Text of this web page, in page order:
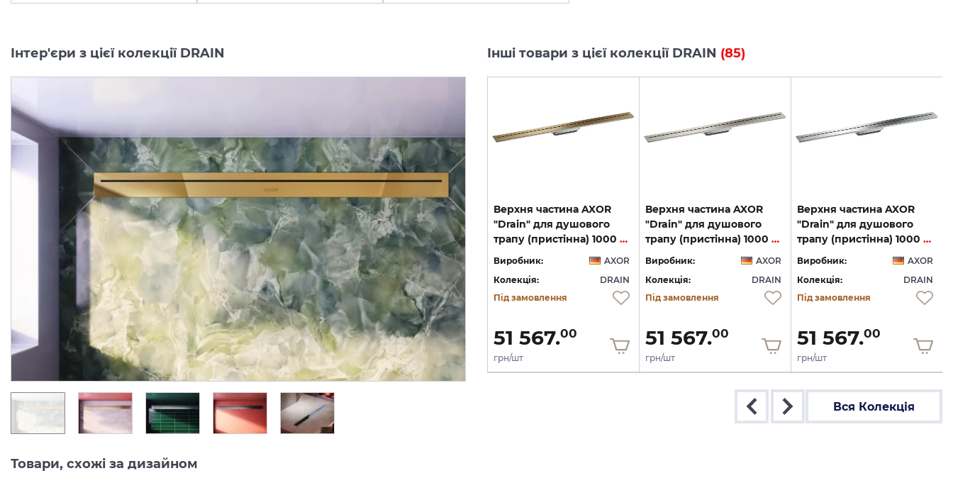
Інтер'єри з цієї колекції DRAIN Інші товари з цієї колекції DRAIN (85)
Верхня частина AXOR
"Drain" для душового
трапу (пристінна) 900 мм, Brushed Bronze (42527140)
Під замовлення
51 223.00
Верхня частина AXOR
"Drain" для душового
трапу (пристінна) 900 мм, Brushed Stainless Steel (42527800)
Виробник:
AXOR
Колекція:
DRAIN
Під замовлення
51 223.00
грн/шт
Верхня частина AXOR
"Drain" для душового
Виробник:
AXOR
Колекція:
DRAIN
Під замовлення
51 223.00
грн/шт
Верхня частина AXOR
"Drain" для душового
трапу (пристінна) 1000 мм, Brushed Bronze (42528140)
Виробник:
AXOR
Колекція:
DRAIN
Під замовлення
51 567.00
грн/шт
Верхня частина AXOR
"Drain" для душового
трапу (пристінна) 1000 мм, Brushed Stainless Steel (42528800)
Виробник:
AXOR
Колекція:
DRAIN
Під замовлення
51 567.00
грн/шт
Верхня частина AXOR
"Drain" для душового
трапу (пристінна) 1000 мм, Chrome (42528000)
Виробник:
AXOR
Колекція:
DRAIN
Під замовлення
51 567.00
грн/шт
Вся Колекція
Товари, схожі за дизайном